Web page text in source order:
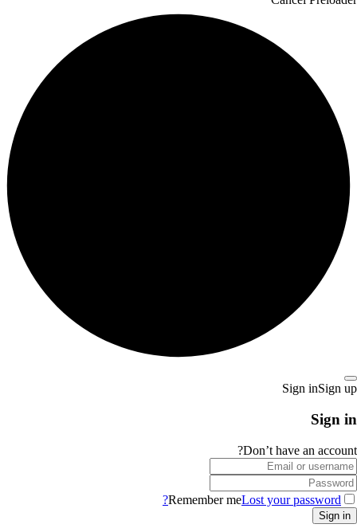
Sign inSign up
Sign in
Don’t have an account?
Remember meLost your password?